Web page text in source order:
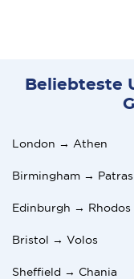
Beliebteste
London → Athen
Birmingham → Patras
Edinburgh → Rhodos
Bristol → Volos
Sheffield → Chania